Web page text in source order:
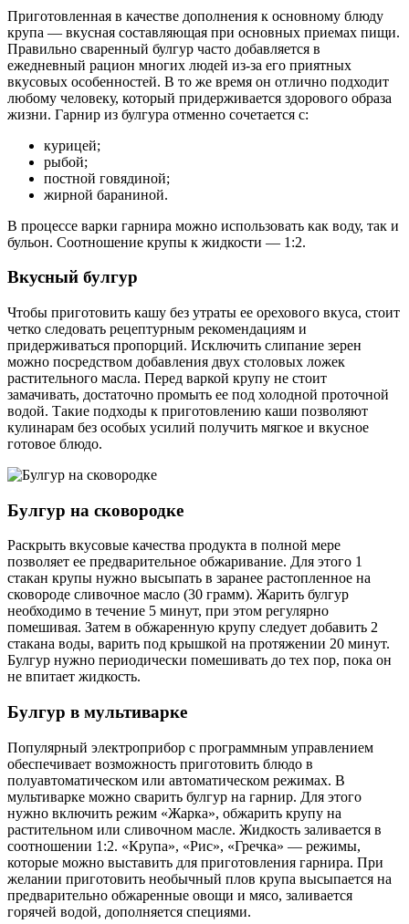
Приготовленная в качестве дополнения к основному блюду
крупа — вкусная составляющая при основных приемах пищи.
Правильно сваренный булгур часто добавляется в
ежедневный рацион многих людей из-за его приятных
вкусовых особенностей. В то же время он отлично подходит
любому человеку, который придерживается здорового образа
жизни. Гарнир из булгура отменно сочетается с:
курицей;
рыбой;
постной говядиной;
жирной бараниной.
В процессе варки гарнира можно использовать как воду, так и
бульон. Соотношение крупы к жидкости — 1:2.
Вкусный булгур
Чтобы приготовить кашу без утраты ее орехового вкуса, стоит
четко следовать рецептурным рекомендациям и
придерживаться пропорций. Исключить слипание зерен
можно посредством добавления двух столовых ложек
растительного масла. Перед варкой крупу не стоит
замачивать, достаточно промыть ее под холодной проточной
водой. Такие подходы к приготовлению каши позволяют
кулинарам без особых усилий получить мягкое и вкусное
готовое блюдо.
Булгур на сковородке
Раскрыть вкусовые качества продукта в полной мере
позволяет ее предварительное обжаривание. Для этого 1
стакан крупы нужно высыпать в заранее растопленное на
сковороде сливочное масло (30 грамм). Жарить булгур
необходимо в течение 5 минут, при этом регулярно
помешивая. Затем в обжаренную крупу следует добавить 2
стакана воды, варить под крышкой на протяжении 20 минут.
Булгур нужно периодически помешивать до тех пор, пока он
не впитает жидкость.
Булгур в мультиварке
Популярный электроприбор с программным управлением
обеспечивает возможность приготовить блюдо в
полуавтоматическом или автоматическом режимах. В
мультиварке можно сварить булгур на гарнир. Для этого
нужно включить режим «Жарка», обжарить крупу на
растительном или сливочном масле. Жидкость заливается в
соотношении 1:2. «Крупа», «Рис», «Гречка» — режимы,
которые можно выставить для приготовления гарнира. При
желании приготовить необычный плов крупа высыпается на
предварительно обжаренные овощи и мясо, заливается
горячей водой, дополняется специями.